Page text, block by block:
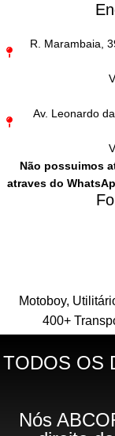
R. Marambaia,
Av. Leonardo
Não possuimos
atraves do
Motoboy,
400+
TODOS OS
Nós